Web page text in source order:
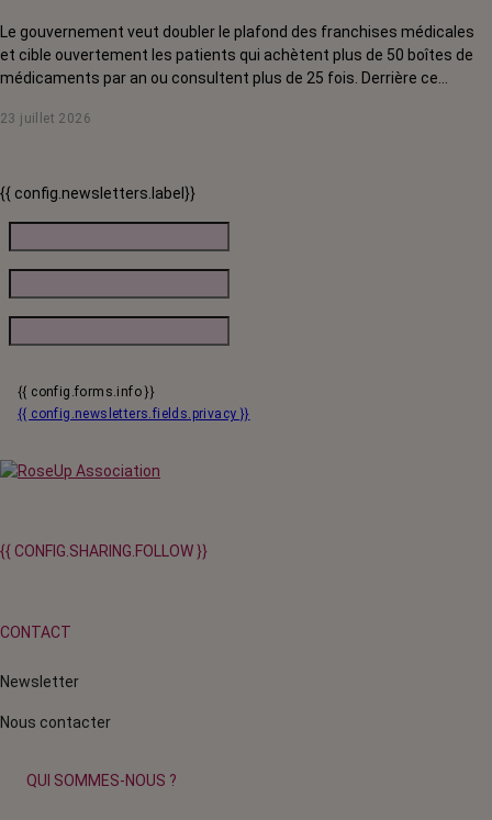
Le gouvernement veut doubler le plafond des franchises médicales
et cible ouvertement les patients qui achètent plus de 50 boîtes de
médicaments par an ou consultent plus de 25 fois. Derrière ce
chroniques, et en premier lieu les personnes touchées par un cancer,
23 juillet 2026
{{ config.newsletters.label}}
{{ config.forms.info }}
{{ config.newsletters.fields.privacy }}
{{ CONFIG.SHARING.FOLLOW }}
CONTACT
Newsletter
Nous contacter
QUI SOMMES-NOUS ?